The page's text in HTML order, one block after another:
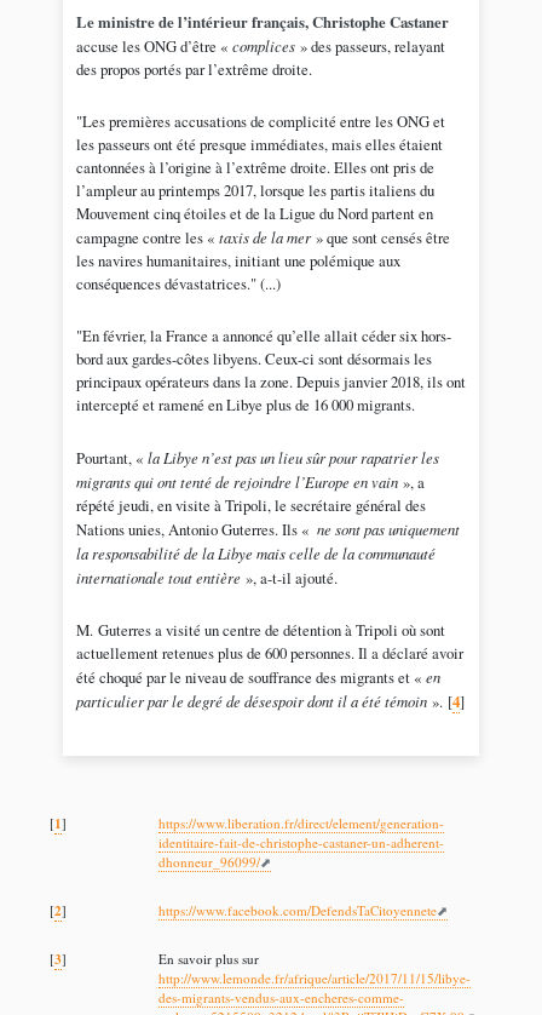
Le ministre de l’intérieur français, Christophe Castaner
accuse les ONG d’être « complices» des passeurs, relayant
des propos portés par l’extrême droite.
"Les premières accusations de complicité entre les ONG et
les passeurs ont été presque immédiates, mais elles étaient
cantonnées à l’origine à l’extrême droite. Elles ont pris de
l’ampleur au printemps 2017, lorsque les partis italiens du
Mouvement cinq étoiles et de la Ligue du Nord partent en
campagne contre les « taxis de la mer» que sont censés être
les navires humanitaires, initiant une polémique aux
conséquences dévastatrices." (...)
"En février, la France a annoncé qu’elle allait céder six hors-
bord aux gardes-côtes libyens. Ceux-ci sont désormais les
principaux opérateurs dans la zone. Depuis janvier 2018, ils ont
intercepté et ramené en Libye plus de 16 000 migrants.
Pourtant, « la Libye n’est pas un lieu sûr pour rapatrier les
migrants qui ont tenté de rejoindre l’Europe en vain», a
répété jeudi, en visite à Tripoli, le secrétaire général des
Nations unies, Antonio Guterres. Ils « ne sont pas uniquement
la responsabilité de la Libye mais celle de la communauté
internationale tout entière», a-t-il ajouté.
M. Guterres a visité un centre de détention à Tripoli où sont
actuellement retenues plus de 600 personnes. Il a déclaré avoir
été choqué par le niveau de souffrance des migrants et « en
particulier par le degré de désespoir dont il a été témoin».[4]
[1]
https://www.liberation.fr/direct/element/generation-
identitaire-fait-de-christophe-castaner-un-adherent-
dhonneur_96099/
[2] https://www.facebook.com/DefendsTaCitoyennete
[3]
En savoir plus sur
http://www.lemonde.fr/afrique/article/2017/11/15/libye-
des-migrants-vendus-aux-encheres-comme-